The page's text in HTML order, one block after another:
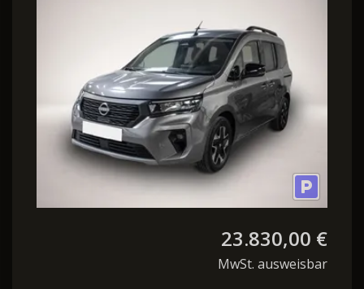
CarPlay An
23.830,00 €
MwSt. ausweisbar